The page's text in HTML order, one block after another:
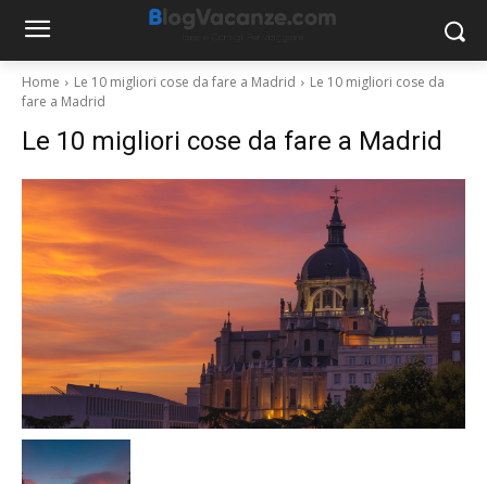
Home Le 10 migliori cose da fare a Madrid
Le 10 migliori cose da
fare a Madrid
Le 10 migliori cose da fare a Madrid